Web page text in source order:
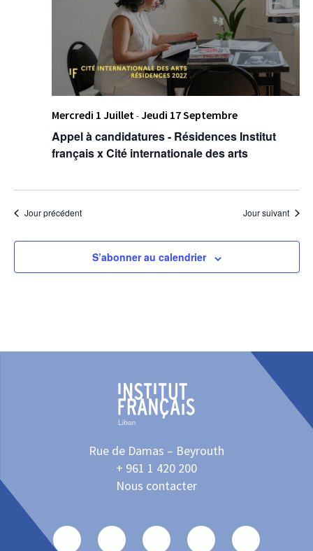
Mercredi 1 Juillet-Jeudi 17 Septembre
Appel à candidatures - Résidences Institut
français x Cité internationale des arts
Jour précédent Jour suivant
S’abonner au calendrier
Rue de Damas – Beyrouth
+ 961 1 420 200
Nous contacter